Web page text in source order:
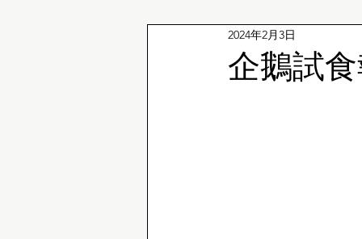
企鵝冷知識
企鵝試
2024年2月3日